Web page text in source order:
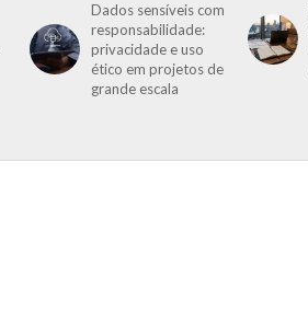
Dados sensíveis com
responsabilidade:
privacidade e uso
ético em projetos de
grande escala